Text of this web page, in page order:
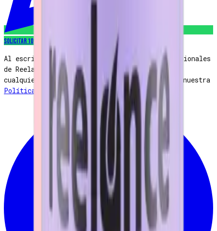
Solicitar 10% OFF
Al escribirnos aceptas recibir mensajes promocionales
de Reelance vía WhatsApp. Puedes cancelar en
cualquier momento respondiendoSTOP . Consulta nuestra
Política de privacidad